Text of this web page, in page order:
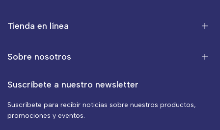
Tienda en línea
Sobre nosotros
Suscríbete a nuestro newsletter
Suscríbete para recibir noticias sobre nuestros productos,
promociones y eventos.